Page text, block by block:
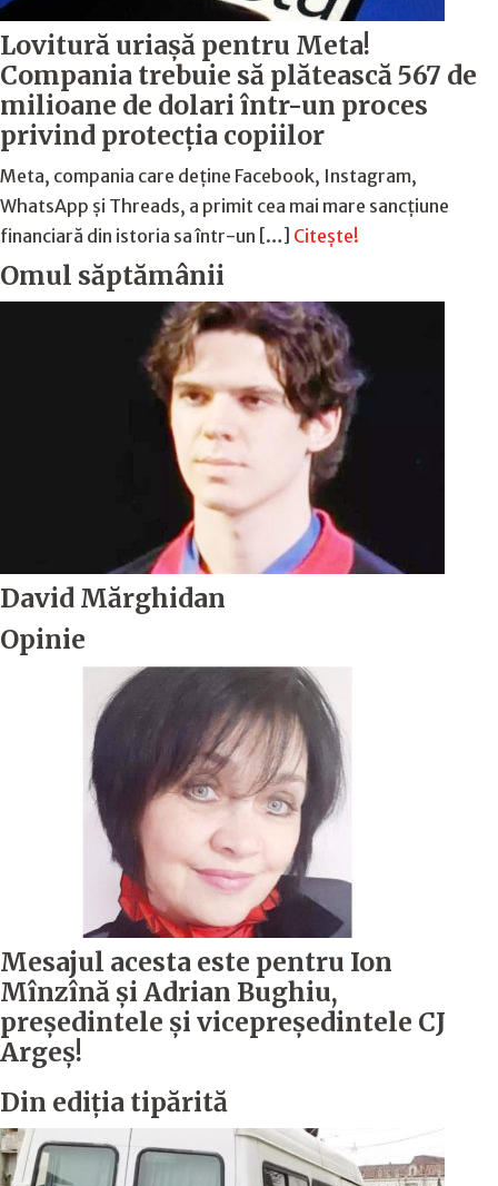
Lovitură uriașă pentru Meta!
Compania trebuie să plătească 567 de
milioane de dolari într-un proces
privind protecția copiilor
Meta, compania care deține Facebook, Instagram,
WhatsApp și Threads, a primit cea mai mare sancțiune
financiară din istoria sa într-un […] Citește!
Omul săptămânii
David Mărghidan
Opinie
Mesajul acesta este pentru Ion
Mînzînă şi Adrian Bughiu,
preşedintele şi vicepreşedintele CJ
Argeş!
Din ediția tipărită